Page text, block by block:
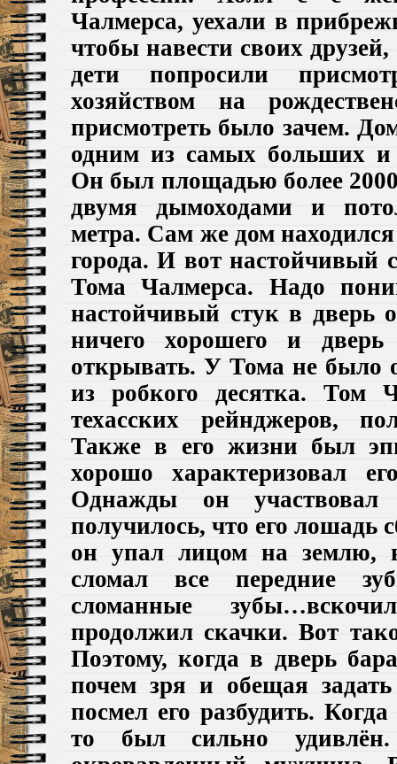
Чалмерса, уехали в
чтобы навести своих
дети попросили
хозяйством на
присмотреть было зачем.
одним из самых больших
Он был площадью более
двумя дымоходами и
метра. Сам же дом
города. И вот настойчивый
Тома Чалмерса. Надо
настойчивый стук в дверь
ничего хорошего и
открывать. У Тома не было
из робкого десятка. Том
техасских рейнджеров,
Также в его жизни был
хорошо характеризовал
Однажды он
получилось, что его лошадь
он упал лицом на землю, в
сломал все передние
сломанные
продолжил скачки. Вот
Поэтому, когда в дверь
почем зря и обещая
посмел его разбудить.
то был сильно